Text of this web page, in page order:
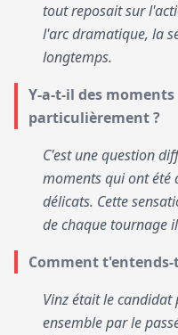
tout reposait sur
l'arc dramatique, la
longtemps.
Y-a-t-il des
particulièrement ?
C'est une question
moments qui ont été
délicats. Cette
de chaque tournage
Comment t'entends-
Vinz était le
ensemble par le